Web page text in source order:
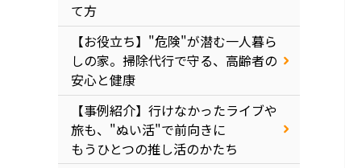
て方
【お役立ち】"危険"が潜む一人暮ら
しの家。掃除代行で守る、高齢者の
安心と健康
【事例紹介】行けなかったライブや
旅も、"ぬい活"で前向きに
もうひとつの推し活のかたち